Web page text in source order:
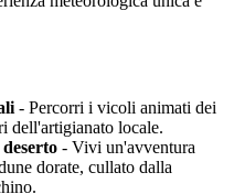
- Percorri i vicoli animati dei
dell'artigianato locale.
- Vivi un'avventura
dorate, cullato dalla